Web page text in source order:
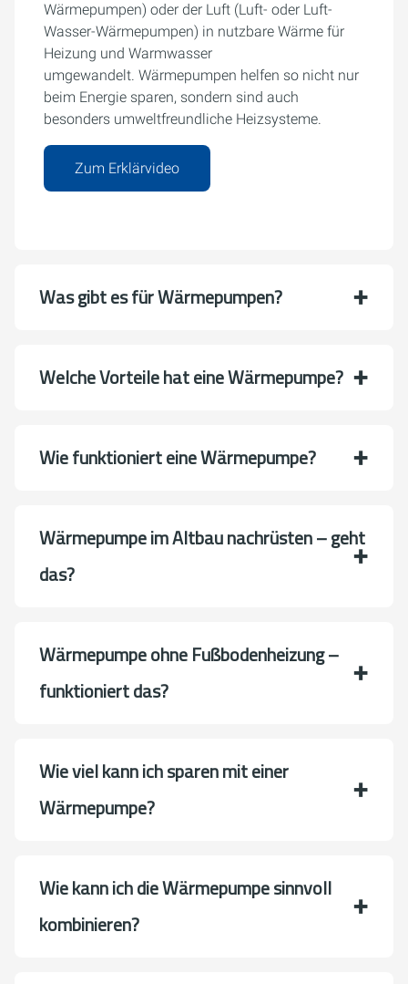
Wärmepumpen) oder der Luft (Luft- oder Luft-
Wasser-Wärmepumpen) in nutzbare Wärme für
Heizung und Warmwasser
umgewandelt. Wärmepumpen helfen so nicht nur
beim Energie sparen, sondern sind auch
besonders umweltfreundliche Heizsysteme.
Zum Erklärvideo
Was gibt es für Wärmepumpen?
Welche Vorteile hat eine Wärmepumpe?
Wie funktioniert eine Wärmepumpe?
Wärmepumpe im Altbau nachrüsten – geht
das?
Wärmepumpe ohne Fußbodenheizung –
funktioniert das?
Wie viel kann ich sparen mit einer
Wärmepumpe?
Wie kann ich die Wärmepumpe sinnvoll
kombinieren?